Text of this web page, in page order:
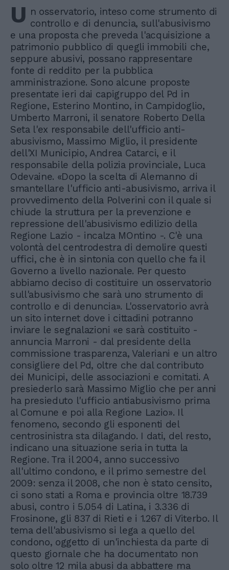
U n osservatorio, inteso come strumento di
controllo e di denuncia, sull'abusivismo
e una proposta che preveda l'acquisizione a
patrimonio pubblico di quegli immobili che,
seppure abusivi, possano rappresentare
fonte di reddito per la pubblica
amministrazione. Sono alcune proposte
presentate ieri dai capigruppo del Pd in
Regione, Esterino Montino, in Campidoglio,
Umberto Marroni, il senatore Roberto Della
Seta l'ex responsabile dell'ufficio anti-
abusivismo, Massimo Miglio, il presidente
dell'XI Municipio, Andrea Catarci, e il
responsabile della polizia provinciale, Luca
Odevaine. «Dopo la scelta di Alemanno di
smantellare l'ufficio anti-abusivismo, arriva il
provvedimento della Polverini con il quale si
chiude la struttura per la prevenzione e
repressione dell'abusivismo edilizio della
Regione Lazio - incalza MOntino -. C'è una
volontà del centrodestra di demolire questi
uffici, che è in sintonia con quello che fa il
Governo a livello nazionale. Per questo
abbiamo deciso di costituire un osservatorio
sull'abusivismo che sarà uno strumento di
controllo e di denuncia». L'osservatorio avrà
un sito internet dove i cittadini potranno
inviare le segnalazioni «e sarà costituito -
annuncia Marroni - dal presidente della
commissione trasparenza, Valeriani e un altro
consigliere del Pd, oltre che dal contributo
dei Municipi, delle associazioni e comitati. A
presiederlo sarà Massimo Miglio che per anni
ha presieduto l'ufficio antiabusivismo prima
al Comune e poi alla Regione Lazio». Il
fenomeno, secondo gli esponenti del
centrosinistra sta dilagando. I dati, del resto,
indicano una situazione seria in tutta la
Regione. Tra il 2004, anno successivo
all'ultimo condono, e il primo semestre del
2009: senza il 2008, che non è stato censito,
ci sono stati a Roma e provincia oltre 18.739
abusi, contro i 5.054 di Latina, i 3.336 di
Frosinone, gli 837 di Rieti e i 1.267 di Viterbo. Il
tema dell'abusivismo si lega a quello del
condono, oggetto di un'inchiesta da parte di
questo giornale che ha documentato non
solo oltre 12 mila abusi da abbattere ma